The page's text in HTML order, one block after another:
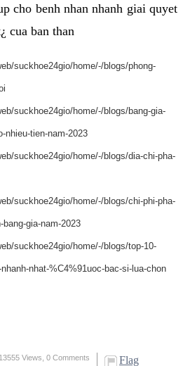
cho benh nhan nhanh giai quyet
cua ban than
suckhoe24gio/home/-/blogs/phong-
suckhoe24gio/home/-/blogs/bang-gia-
nhieu-tien-nam-2023
suckhoe24gio/home/-/blogs/dia-chi-pha-
suckhoe24gio/home/-/blogs/chi-phi-pha-
gia-nam-2023
suckhoe24gio/home/-/blogs/top-10-
nhat-%C4%91uoc-bac-si-lua-chon
13555 Views, 0 Comments Flag